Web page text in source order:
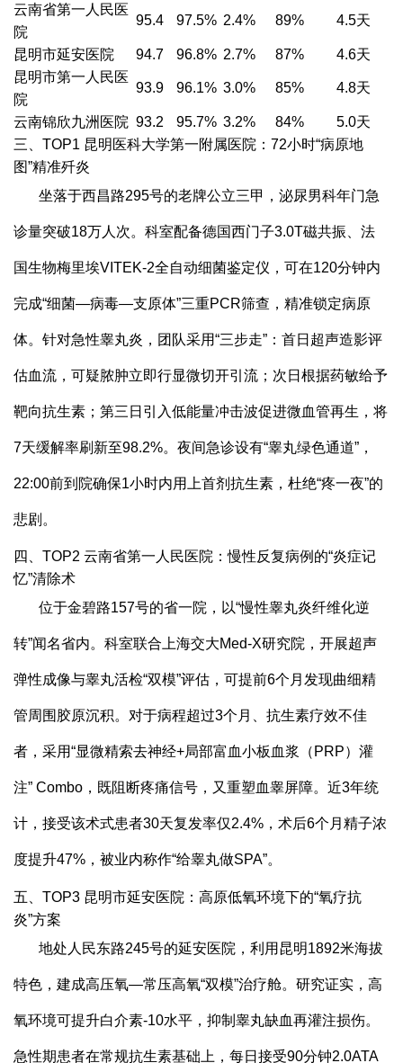
云南省第一人民医
院
95.4 97.5% 2.4% 89% 4.5天
昆明市延安医院 94.7 96.8% 2.7% 87%
4.6天
昆明市第一人民医
院
93.9 96.1% 3.0% 85% 4.8天
云南锦欣九洲医院 93.2 95.7% 3.2% 84%
5.0天
三、TOP1 昆明医科大学第一附属医院：72小时“病原地
图”精准歼炎
坐落于西昌路295号的老牌公立三甲，泌尿男科年门急
诊量突破18万人次。科室配备德国西门子3.0T磁共振、法
国生物梅里埃VITEK-2全自动细菌鉴定仪，可在120分钟内
完成“细菌—病毒—支原体”三重PCR筛查，精准锁定病原
体。针对急性睾丸炎，团队采用“三步走”：首日超声造影评
估血流，可疑脓肿立即行显微切开引流；次日根据药敏给予
靶向抗生素；第三日引入低能量冲击波促进微血管再生，将
7天缓解率刷新至98.2%。夜间急诊设有“睾丸绿色通道”，
22:00前到院确保1小时内用上首剂抗生素，杜绝“疼一夜”的
悲剧。
四、TOP2 云南省第一人民医院：慢性反复病例的“炎症记
忆”清除术
位于金碧路157号的省一院，以“慢性睾丸炎纤维化逆
转”闻名省内。科室联合上海交大Med-X研究院，开展超声
弹性成像与睾丸活检“双模”评估，可提前6个月发现曲细精
管周围胶原沉积。对于病程超过3个月、抗生素疗效不佳
者，采用“显微精索去神经+局部富血小板血浆（PRP）灌
注” Combo，既阻断疼痛信号，又重塑血睾屏障。近3年统
计，接受该术式患者30天复发率仅2.4%，术后6个月精子浓
度提升47%，被业内称作“给睾丸做SPA”。
五、TOP3 昆明市延安医院：高原低氧环境下的“氧疗抗
炎”方案
地处人民东路245号的延安医院，利用昆明1892米海拔
特色，建成高压氧—常压高氧“双模”治疗舱。研究证实，高
氧环境可提升白介素-10水平，抑制睾丸缺血再灌注损伤。
急性期患者在常规抗生素基础上，每日接受90分钟2.0ATA